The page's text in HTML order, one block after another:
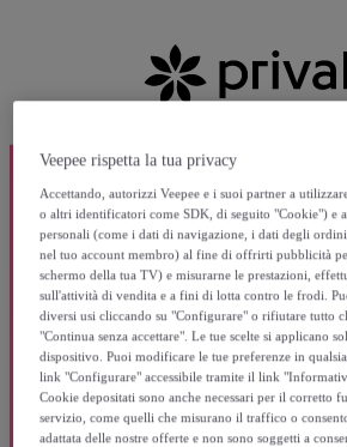
Veepee rispetta la tua privacy
Accettando, autorizzi Veepee e i suoi partner a
o altri identificatori come SDK, di seguito "Cookie") e
personali (come i dati di navigazione, i dati degli
nel tuo account membro) al fine di offrirti pubblicità
schermo della tua TV) e misurarne le prestazioni,
sull'attività di vendita e a fini di lotta contro le frodi.
diversi usi cliccando su "Configurare" o rifiutare tutto
"Continua senza accettare". Le tue scelte si applicano
dispositivo. Puoi modificare le tue preferenze in
link "Configurare" accessibile tramite il link
Cookie depositati sono anche necessari per il corretto
servizio, come quelli che misurano il traffico o
adattata delle nostre offerte e non sono soggetti a